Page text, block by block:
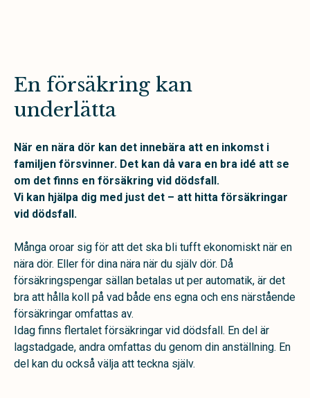
En försäkring kan
underlätta
När en nära dör kan det innebära att en inkomst i
familjen försvinner. Det kan då vara en bra idé att se
om det finns en försäkring vid dödsfall.
Vi kan hjälpa dig med just det – att hitta försäkringar
vid dödsfall.
Många oroar sig för att det ska bli tufft ekonomiskt när en
nära dör. Eller för dina nära när du själv dör. Då
försäkringspengar sällan betalas ut per automatik, är det
bra att hålla koll på vad både ens egna och ens närstående
försäkringar omfattas av.
Idag finns flertalet försäkringar vid dödsfall. En del är
lagstadgade, andra omfattas du genom din anställning. En
del kan du också välja att teckna själv.